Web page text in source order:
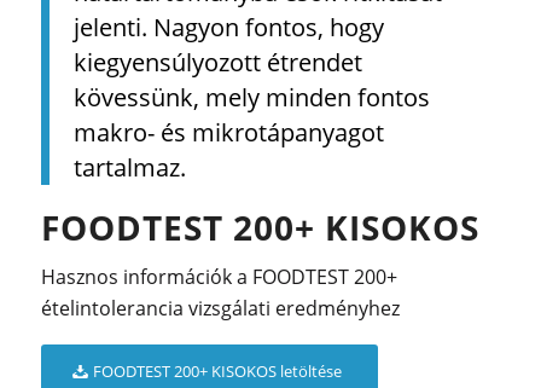
jelenti. Nagyon fontos, hogy
kiegyensúlyozott étrendet
kövessünk, mely minden fontos
makro- és mikrotápanyagot
tartalmaz.
FOODTEST 200+ KISOKOS
Hasznos információk a FOODTEST 200+
ételintolerancia vizsgálati eredményhez
FOODTEST 200+ KISOKOS letöltése